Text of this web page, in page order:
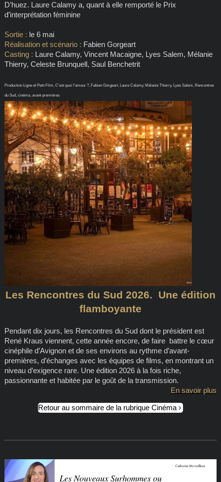
D’huez. Laure Calamy a, quant à elle remporté le Prix
d’interprétation féminine
Sortie : le 6 mai
Réalisation et scénario : Fabien Gorgeart
Casting : Laure Calamy, Vincent Macaigne, Lyes Salem, Mélanie
Thierry, Celeste Brunquell, Saul Benchetrit
Production Ligne et Petit Film, C’est quoi l’amour ?, Fabien Gorgeart, Laure Calamy, Mélanie Thierry, Lyes Salem, Rencontres
du Sud, cinéma, avant-premières
Les Rencontres du Sud 2026. Une édition
flamboyante
Pendant dix jours, les Rencontres du Sud dont le président est
René Kraus viennent, cette année encore, de faire battre le cœur
cinéphile d’Avignon et de ses environs au rythme d’avant-
premières, d’échanges avec les équipes de films, en montrant un
niveau d’exigence rare. Une édition 2026 à la fois riche,
passionnante et habitée par le goût de la transmission.
En savoir plus
Retour au sommaire de la rubrique Cinéma